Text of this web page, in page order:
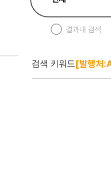
결과내 검색
검색 키워드[발행처